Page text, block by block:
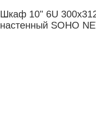
Шкаф 10" 6U
настенный SOHO